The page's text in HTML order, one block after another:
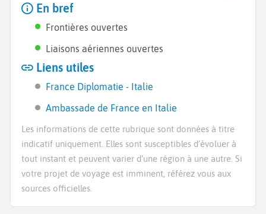
En bref
Frontières ouvertes
Liaisons aériennes ouvertes
Liens utiles
France Diplomatie - Italie
Ambassade de France en Italie
Les informations de cette rubrique sont données à titre
indicatif uniquement. Elles sont susceptibles d’évoluer à
tout instant et peuvent varier d’une région à une autre. Si
votre projet de voyage est imminent, référez vous aux
sources officielles.